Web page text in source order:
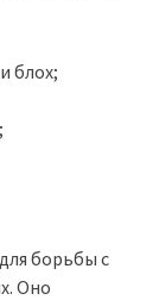
блох;
борьбы с
Оно